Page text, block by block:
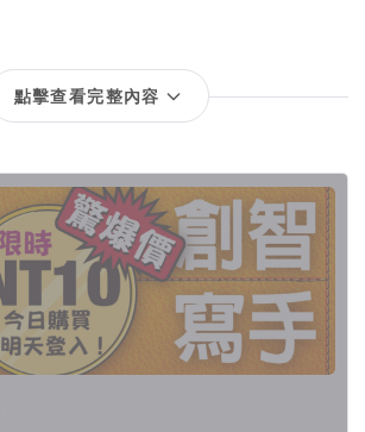
输出，网络在哪，生意就在哪
點擊查看完整內容